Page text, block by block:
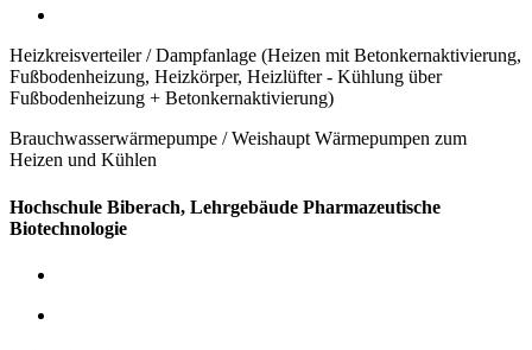
Heizkreisverteiler / Dampfanlage (Heizen mit Betonkernaktivierung,
Fußbodenheizung, Heizkörper, Heizlüfter - Kühlung über
Fußbodenheizung + Betonkernaktivierung)
Brauchwasserwärmepumpe / Weishaupt Wärmepumpen zum
Heizen und Kühlen
Hochschule Biberach, Lehrgebäude Pharmazeutische
Biotechnologie